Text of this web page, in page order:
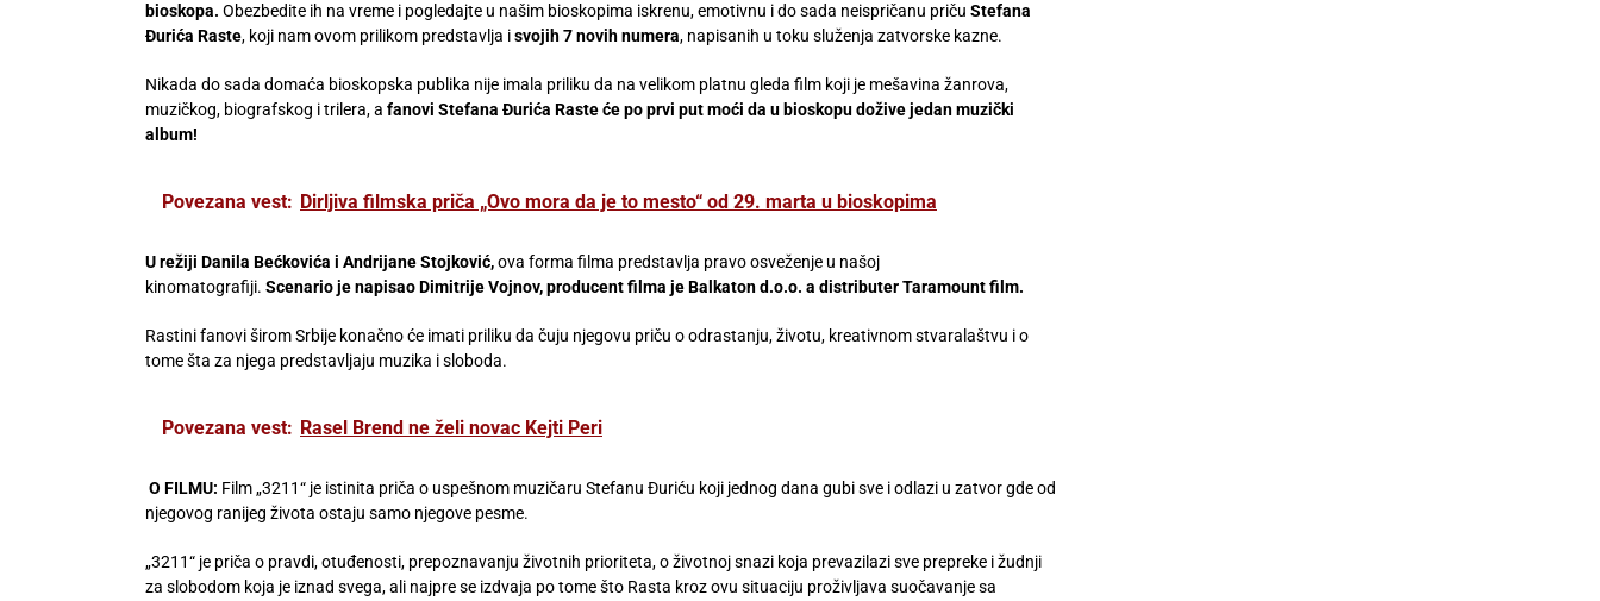
bioskopa. Obezbedite ih na vreme i pogledajte u našim bioskopima iskrenu, emotivnu i do sada neispričanu priču Stefana
Đurića Raste, koji nam ovom prilikom predstavlja isvojih 7 novih numera, napisanih u toku služenja zatvorske kazne.
Nikada do sada domaća bioskopska publika nije imala priliku da na velikom platnu gleda film koji je mešavina žanrova,
muzičkog, biografskog i trilera, a fanovi Stefana Đurića Rastećepo prvi put moći da u bioskopu dožive jedan muzički
album!
Povezana vest: Dirljiva filmska priča „Ovo mora da je to mesto“ od 29. marta u bioskopima
Urežiji Danila Bećkovića i Andrijane Stojković,ova forma filma predstavlja pravo osveženje u našoj
kinomatografiji. Scenario je napisao Dimitrije Vojnov, producent filma je Balkaton d.o.o. a distributer Taramount film.
Rastini fanovi širom Srbije konačno će imati priliku da čuju njegovu priču o odrastanju, životu, kreativnom stvaralaštvu i o
tome šta za njega predstavljaju muzika i sloboda.
Povezana vest: Rasel Brend ne želi novac Kejti Peri
O FILMU: Film „3211“ je istinita priča o uspešnom muzičaru Stefanu Đuriću koji jednog dana gubi sve i odlazi u zatvor gde od
njegovog ranijeg života ostaju samo njegove pesme.
„3211“ je priča o pravdi, otuđenosti, prepoznavanju životnih prioriteta, o životnoj snazi koja prevazilazi sve prepreke i žudnji
za slobodom koja je iznad svega, ali najpre se izdvaja po tome što Rasta kroz ovu situaciju proživljava suočavanje sa